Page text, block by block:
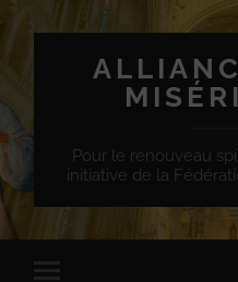
Pour le renouveau
initiative de la